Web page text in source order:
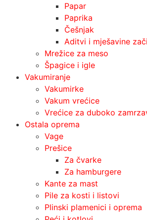
Papar
Paprika
Češnjak
Aditvi i mješavine
Mrežice za meso
Špagice i igle
Vakumiranje
Vakumirke
Vakum vrećice
Vrećice za duboko
Ostala oprema
Vage
Prešice
Za čvarke
Za hamburgere
Kante za mast
Pile za kosti i listovi
Plinski plamenici i oprema